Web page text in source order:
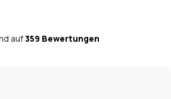
auf359 Bewertungen